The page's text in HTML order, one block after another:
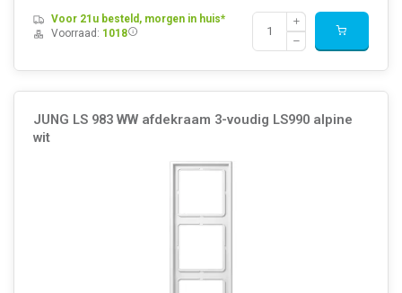
Voor 21u besteld, morgen in huis*
Voorraad: 1018
JUNG LS 983 WW afdekraam 3-voudig LS990 alpine
wit